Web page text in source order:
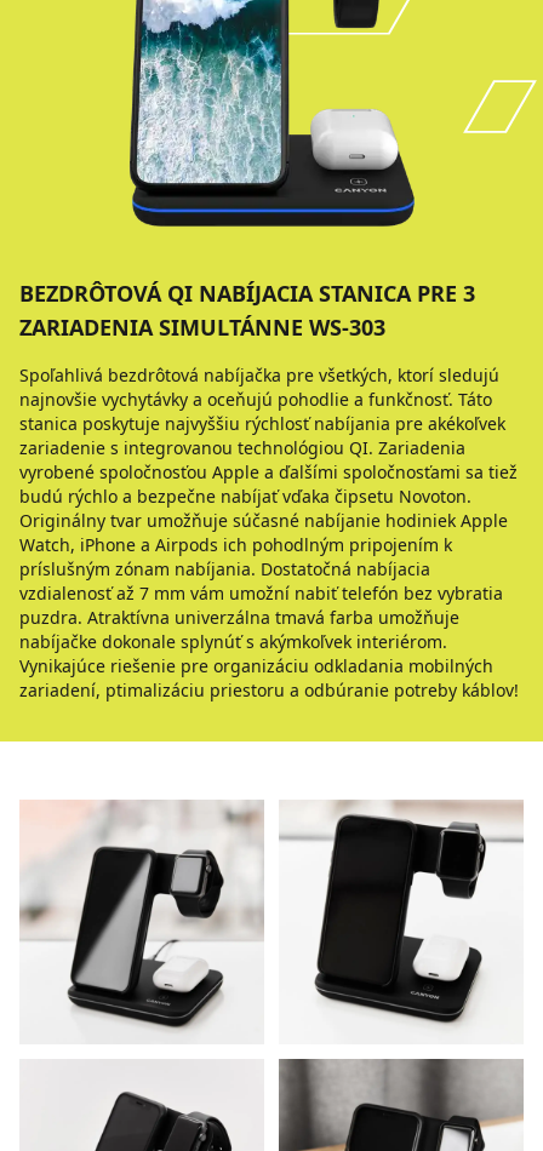
BEZDRÔTOVÁ QI NABÍJACIA STANICA PRE 3
ZARIADENIA SIMULTÁNNE WS-303
Spoľahlivá bezdrôtová nabíjačka pre všetkých, ktorí sledujú
najnovšie vychytávky a oceňujú pohodlie a funkčnosť. Táto
stanica poskytuje najvyššiu rýchlosť nabíjania pre akékoľvek
zariadenie s integrovanou technológiou QI. Zariadenia
vyrobené spoločnosťou Apple a ďalšími spoločnosťami sa tiež
budú rýchlo a bezpečne nabíjať vďaka čipsetu Novoton.
Originálny tvar umožňuje súčasné nabíjanie hodiniek Apple
Watch, iPhone a Airpods ich pohodlným pripojením k
príslušným zónam nabíjania. Dostatočná nabíjacia
vzdialenosť až 7 mm vám umožní nabiť telefón bez vybratia
puzdra. Atraktívna univerzálna tmavá farba umožňuje
nabíjačke dokonale splynúť s akýmkoľvek interiérom.
Vynikajúce riešenie pre organizáciu odkladania mobilných
zariadení, ptimalizáciu priestoru a odbúranie potreby káblov!